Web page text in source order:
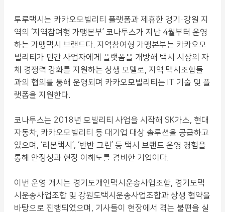
투루택시는 카카오모빌리티 플랫폼과 제휴한 경기·강원 지
역의 ‘지역참여형 가맹본부’ 코나투스가 지난 4월부터 운영
하는 가맹택시 브랜드다. 지역참여형 가맹본부는 카카오모
빌리티가 민간 사업자에게 플랫폼을 개방해 택시 시장의 자
체 경쟁력 강화를 지원하는 상생 모델로, 지역 택시조합들
과의 협의를 통해 운영되며 카카오모빌리티는 IT 기술 및 플
랫폼을 지원한다.
코나투스는 2018년 모빌리티 사업을 시작해 SK가스, 현대
자동차, 카카오모빌리티 등 대기업 대상 솔루션을 공급하고
있으며, ‘리본택시’, ‘반반 그린’ 등 택시 브랜드 운영 경험을
통해 안정성과 현장 이해도를 겸비한 기업이다.
이번 운영 개시는 경기도개인택시운송사업조합, 경기도택
시운송사업조합 및 강원도택시운송사업조합과 상생 협약을
바탕으로 진행되었으며, 기사들이 현장에서 겪는 불편을 실